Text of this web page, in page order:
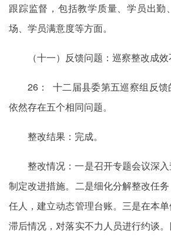
跟踪监督，包括教学质量、学员出勤
场、学员满意度等方面。
（十一）反馈问题：巡察整改成效
26： 十二届县委第五巡察组反
依然存在五个相同问题。
整改结果：完成。
整改情况：一是召开专题会议深
制定改进措施。二是细化分解整改任
任人，建立动态管理台账。三是在本
滞后情况，对落实不力人员进行约谈